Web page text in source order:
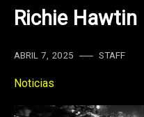
Richie Hawtin
ABRIL 7, 2025 STAFF
Noticias